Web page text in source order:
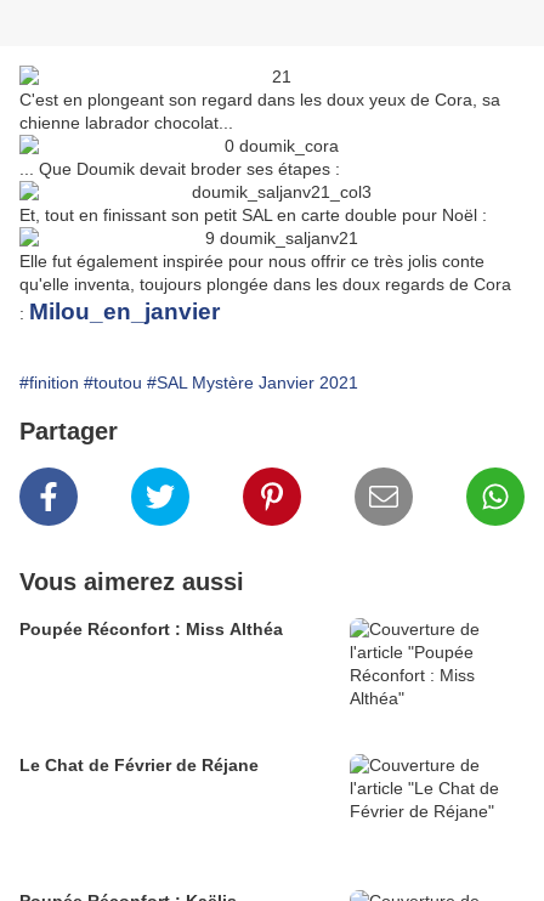
C'est en plongeant son regard dans les doux yeux de Cora, sa
chienne labrador chocolat...
... Que Doumik devait broder ses étapes :
Et, tout en finissant son petit SAL en carte double pour Noël :
Elle fut également inspirée pour nous offrir ce très jolis conte
qu'elle inventa, toujours plongée dans les doux regards de Cora
: Milou_en_janvier
#finition #toutou #SAL Mystère Janvier 2021
Partager
Vous aimerez aussi
Poupée Réconfort : Miss Althéa
Le Chat de Février de Réjane